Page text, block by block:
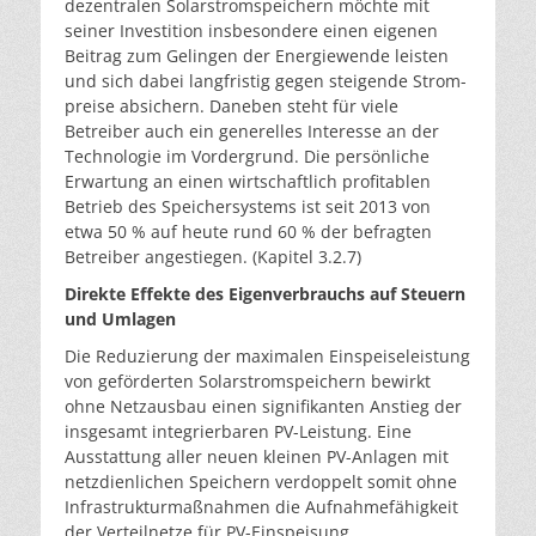
dezentralen Solarstromspeichern möchte mit
seiner Investition insbesondere einen eigenen
Beitrag zum Gelingen der Energiewende leisten
und sich dabei langfristig gegen steigende Strom-
preise absichern. Daneben steht für viele
Betreiber auch ein generelles Interesse an der
Technologie im Vordergrund. Die persönliche
Erwartung an einen wirtschaftlich profitablen
Betrieb des Speichersystems ist seit 2013 von
etwa 50 % auf heute rund 60 % der befragten
Betreiber angestiegen. (Kapitel 3.2.7)
Direkte Effekte des Eigenverbrauchs auf Steuern
und Umlagen
Die Reduzierung der maximalen Einspeiseleistung
von geförderten Solarstromspeichern bewirkt
ohne Netzausbau einen signifikanten Anstieg der
insgesamt integrierbaren PV-Leistung. Eine
Ausstattung aller neuen kleinen PV-Anlagen mit
netzdienlichen Speichern verdoppelt somit ohne
Infrastrukturmaßnahmen die Aufnahmefähigkeit